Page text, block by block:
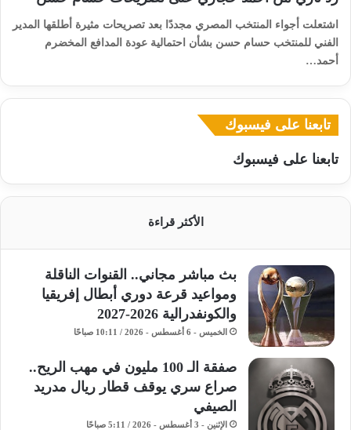
اشتعلت أجواء المنتخب المصري مجددًا بعد تصريحات مثيرة أطلقها المدير
الفني للمنتخب حسام حسن بشأن احتمالية عودة المدافع المخضرم
أحمد…
تابعنا على فيسبوك
تابعنا على فيسبوك
الأكثر قراءة
بث مباشر مجاني.. القنوات الناقلة
ومواعيد قرعة دوري أبطال إفريقيا
والكونفدرالية 2026-2027
الخميس - 6 أغسطس - 2026 / 10:11 صباحًا
صفقة الـ 100 مليون في مهب الريح..
صراع سري يوقف قطار ريال مدريد
الصيفي
الإثنين - 3 أغسطس - 2026 / 5:11 صباحًا